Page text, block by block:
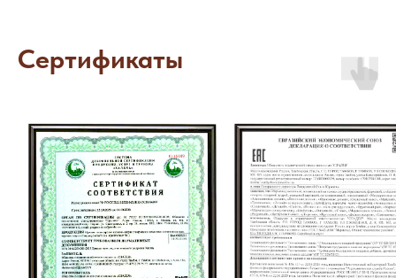
Сертификаты
Я даю согласие на обработку
Отправить запрос
Согласие на обработку персональных
данных
Контакты